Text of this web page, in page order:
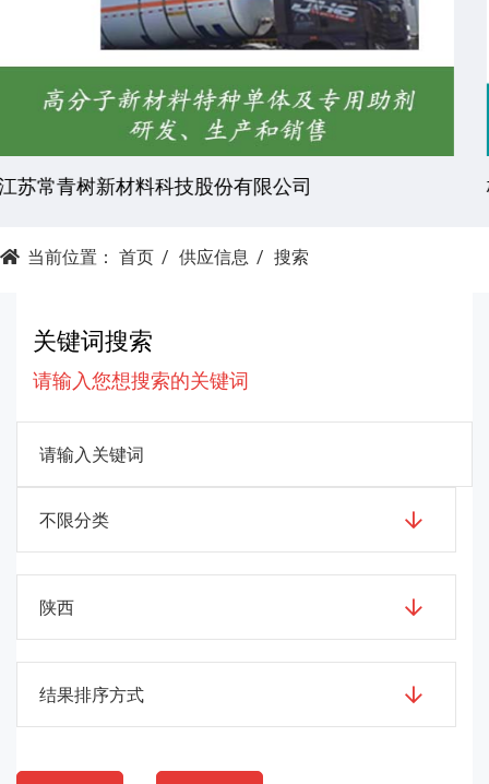
杭州昕劲复材科技有限公司
当前位置： 首页 供应信息 搜索
关键词搜索
请输入您想搜索的关键词
不限分类
陕西
结果排序方式